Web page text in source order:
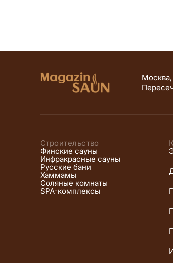
Строительство
Финские сауны
Инфракрасные сауны
Русские бани
Хаммамы
Соляные комнаты
SPA-комплексы